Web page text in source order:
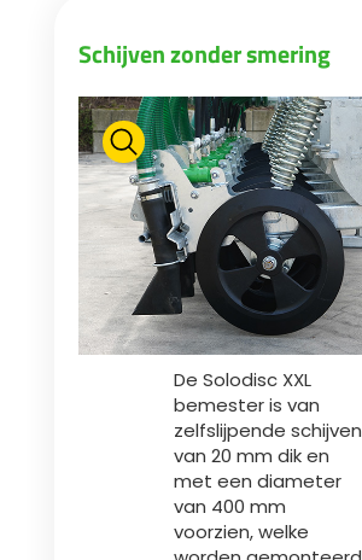
Schijven zonder smering
De Solodisc XXL
bemester is van
zelfslijpende schijven
van 20 mm dik en
met een diameter
van 400 mm
voorzien, welke